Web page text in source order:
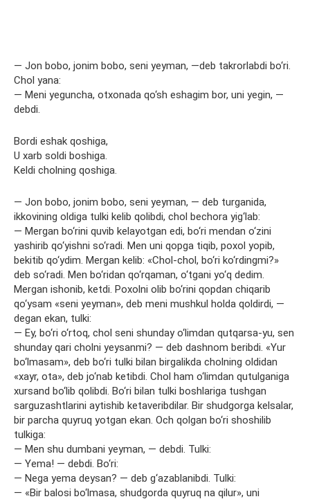
— Jon bobo, jonim bobo, seni yeyman, —deb takrorlabdi bo‘ri.
Chol yana:
— Meni yeguncha, otxonada qo‘sh eshagim bor, uni yegin, —
debdi.
Bordi eshak qoshiga,
U xarb soldi boshiga.
Keldi cholning qoshiga.
— Jon bobo, jonim bobo, seni yeyman, — deb turganida,
ikkovining oldiga tulki kelib qolibdi, chol bechora yig‘lab:
— Mergan bo‘rini quvib kelayotgan edi, bo‘ri mendan o‘zini
yashirib qo‘yishni so‘radi. Men uni qopga tiqib, poxol yopib,
bekitib qo‘ydim. Mergan kelib: «Chol-chol, bo‘ri ko‘rdingmi?»
deb so‘radi. Men bo‘ridan qo‘rqaman, o‘tgani yo‘q dedim.
Mergan ishonib, ketdi. Poxolni olib bo‘rini qopdan chiqarib
qo‘ysam «seni yeyman», deb meni mushkul holda qoldirdi, —
degan ekan, tulki:
— Ey, bo‘ri o‘rtoq, chol seni shunday o‘limdan qutqarsa-yu, sen
shunday qari cholni yeysanmi? — deb dashnom beribdi. «Yur
bo‘lmasam», deb bo‘ri tulki bilan birgalikda cholning oldidan
«xayr, ota», deb jo‘nab ketibdi. Chol ham o‘limdan qutulganiga
xursand bo‘lib qolibdi. Bo‘ri bilan tulki boshlariga tushgan
sarguzashtlarini aytishib ketaveribdilar. Bir shudgorga kelsalar,
bir parcha quyruq yotgan ekan. Och qolgan bo‘ri shoshilib
tulkiga:
— Men shu dumbani yeyman, — debdi. Tulki:
— Yema! — debdi. Bo‘ri:
— Nega yema deysan? — deb g‘azablanibdi. Tulki:
— «Bir balosi bo‘lmasa, shudgorda quyruq na qilur», uni